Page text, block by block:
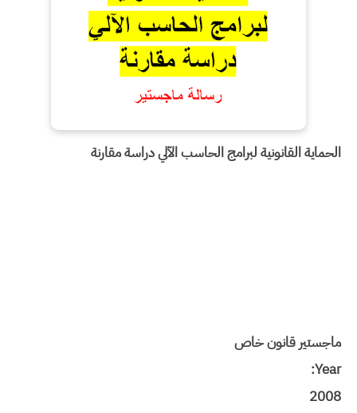
الحماية القانونية لبرامج الحاسب الآلي دراسة مقارنة
ماجستير قانون خاص
Year:
2008